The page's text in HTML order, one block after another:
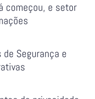
começou, e setor
Segurança e